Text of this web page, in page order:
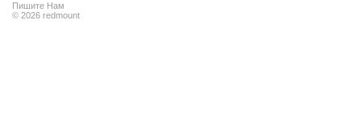
Пишите Нам
© 2026 redmount